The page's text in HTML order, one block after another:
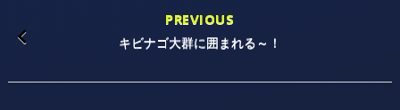
PREVIOUS
キビナゴ大群に囲まれる～！